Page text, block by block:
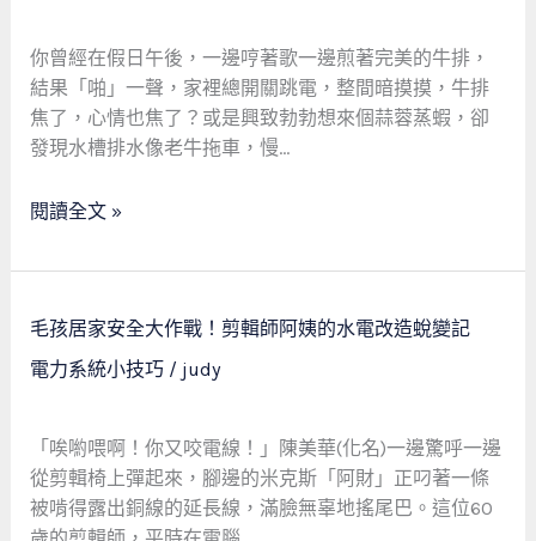
該
如
何
設
你曾經在假日午後，一邊哼著歌一邊煎著完美的牛排，
結果「啪」一聲，家裡總開關跳電，整間暗摸摸，牛排
焦了，心情也焦了？或是興致勃勃想來個蒜蓉蒸蝦，卻
發現水槽排水像老牛拖車，慢…
者
的
夢
幻
廚
用
水、
排
氣
前
瞻
規
劃
閱讀全文 »
毛孩居家安全大作戰！剪輯師阿姨的水電改造蛻變記
電力系統小技巧/ judy
「唉喲喂啊！你又咬電線！」陳美華(化名)一邊驚呼一邊
從剪輯椅上彈起來，腳邊的米克斯「阿財」正叼著一條
被啃得露出銅線的延長線，滿臉無辜地搖尾巴。這位60
毛
孩
居
安
全
大
作